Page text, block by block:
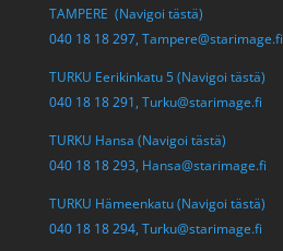
TAMPERE (Navigoi tästä)
040 18 18 297, Tampere@starimage.fi
TURKU Eerikinkatu 5 (Navigoi tästä)
040 18 18 291, Turku@starimage.fi
TURKU Hansa (Navigoi tästä)
040 18 18 293, Hansa@starimage.fi
TURKU Hämeenkatu (Navigoi tästä)
040 18 18 294, Turku@starimage.fi